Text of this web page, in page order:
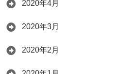
2020年4月
2020年3月
2020年2月